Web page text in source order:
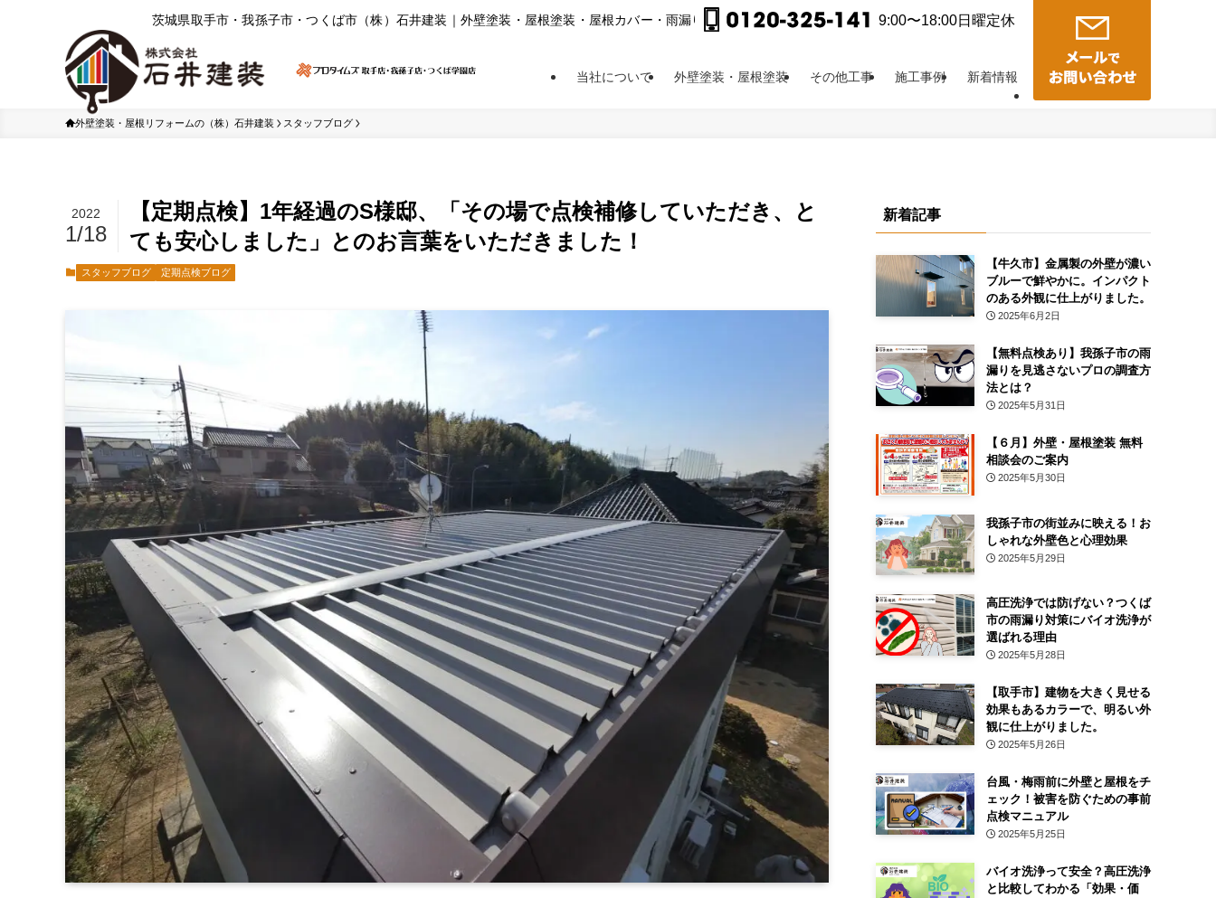
茨城県取⼿市・我孫⼦市・つくば市（株）⽯井建装｜外壁塗装・屋根塗装・屋根カバー・⾬漏り修理他 9:00〜18:00日曜定休
当社について 外壁塗装・屋根塗装 その他工事 施工事例 新着情報
外壁塗装・屋根リフォームの（株）石井建装 スタッフブログ
【定期点検】1年経過のS様邸、「その場で点検補修していただき、と
ても安心しました」とのお言葉をいただきました！
2022
1/18
スタッフブログ 定期点検ブログ
新着記事
【牛久市】金属製の外壁が濃い
ブルーで鮮やかに。インパクト
のある外観に仕上がりました。
2025年6月2日
【無料点検あり】我孫子市の雨
漏りを見逃さないプロの調査方
法とは？
2025年5月31日
【６月】外壁・屋根塗装 無料
相談会のご案内
2025年5月30日
我孫子市の街並みに映える！お
しゃれな外壁色と心理効果
2025年5月29日
高圧洗浄では防げない？つくば
市の雨漏り対策にバイオ洗浄が
選ばれる理由
2025年5月28日
【取手市】建物を大きく見せる
効果もあるカラーで、明るい外
観に仕上がりました。
2025年5月26日
台風・梅雨前に外壁と屋根をチ
ェック！被害を防ぐための事前
点検マニュアル
2025年5月25日
バイオ洗浄って安全？高圧洗浄
と比較してわかる「効果・価